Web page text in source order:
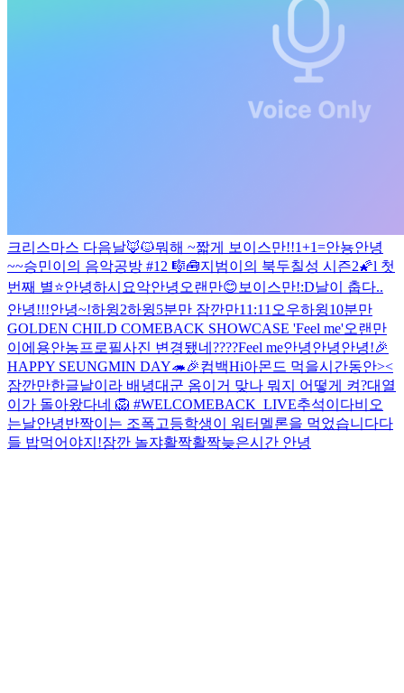
크리스마스 다음날🦊🐱뭐해 ~짧게 보이스만!!1+1=안뇽안녕
~~승민이의 음악공방 #12 🎼🧰지범이의 북두칠성 시즌2🌠l 첫
번째 별⭐안녕하시요악안녕 오랜만😊 보이스만!:D날이 춥다..
안녕!!!안녕~!하윙2하윙5분만 잠깐만11:11 오우하윙10분만
GOLDEN CHILD COMEBACK SHOWCASE 'Feel me'오랜만
이에용안농프로필사진 변경됐네????Feel me안녕안녕안녕!🎉
HAPPY SEUNGMIN DAY🦔🎉컴백Hi아몬드 먹을시간동안><
잠깐만한글날이라 배녕대군 옴이거 맞나 뭐지 어떻게 켜?대열
이가 돌아왔다네 🦁 #WELCOMEBACK_LIVE추석이다비오
는날안녕반짝이는 조폭고등학생이 워터멜론을 먹었습니다다
들 밥먹어야지!잠깐 놀쟈활짝활짝늦은시간 안녕